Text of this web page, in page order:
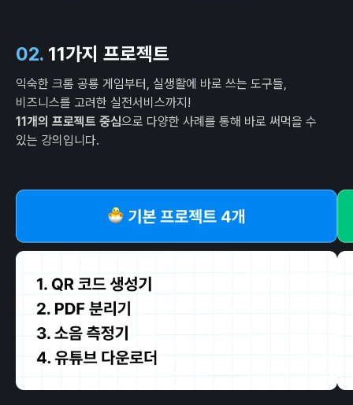
02. 11가지 프로젝트
익숙한 크롬 공룡 게임부터, 실생활에 바로 쓰는 도구들,
비즈니스를 고려한 실전서비스까지!
11개의 프로젝트 중심으로 다양한 사례를 통해 바로 써먹을 수
있는 강의입니다.